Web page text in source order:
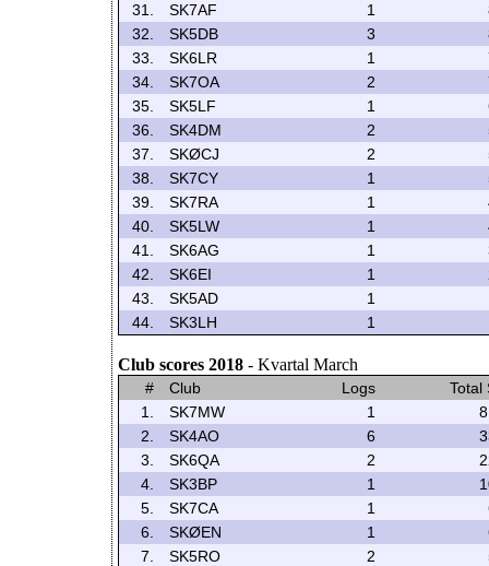
31.
SK7AF 1
32.
SK5DB 3
33.
SK6LR 1
34.
SK7OA 2
35.
SK5LF 1
36.
SK4DM 2
37.
SKØCJ 2
38.
SK7CY 1
39.
SK7RA 1
40.
SK5LW 1
41.
SK6AG 1
42.
SK6EI 1
43.
SK5AD 1
44.
SK3LH 1
Club scores 2018 - Kvartal March
# Club Logs
Total
1.
SK7MW 1
2.
SK4AO 6
3.
SK6QA 2
4.
SK3BP 1
5.
SK7CA 1
6.
SKØEN 1
7.
SK5RO 2